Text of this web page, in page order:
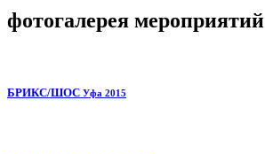
фотогалерея мероприятий
БРИКС/ШОС Уфа 2015